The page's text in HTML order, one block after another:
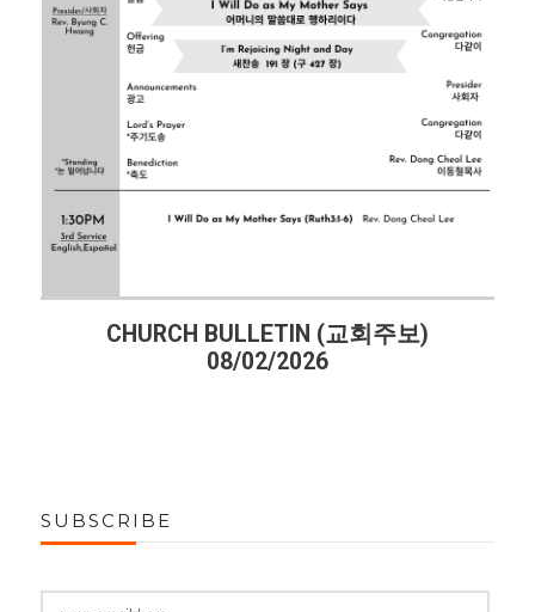
CHURCH BULLETIN (교회주보)
08/02/2026
SUBSCRIBE